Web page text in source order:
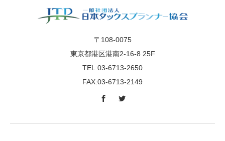
〒108-0075
東京都港区港南2-16-8 25F
TEL:03-6713-2650
FAX:03-6713-2149